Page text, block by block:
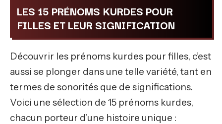
LES 15 PRÉNOMS KURDES POUR
FILLES ET LEUR SIGNIFICATION
Découvrir les prénoms kurdes pour filles, c’est
aussi se plonger dans une telle variété, tant en
termes de sonorités que de significations.
Voici une sélection de 15 prénoms kurdes,
chacun porteur d’une histoire unique :